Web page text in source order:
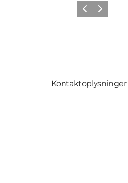
ForrigeNæste
Kontaktoplysninger